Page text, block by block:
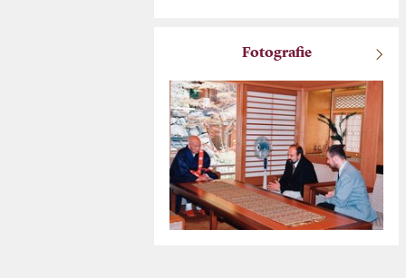
Fotografie